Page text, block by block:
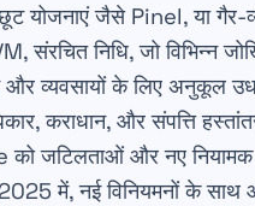
योजनाएं जैसे Pinel, या गैर-
संरचित निधि, जो विभिन्न
व्यवसायों के लिए अनुकूल
कराधान, और संपत्ति
जटिलताओं और नए नियामक
में, नई विनियमनों के